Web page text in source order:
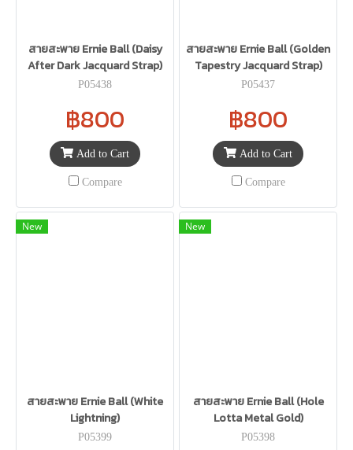
สายสะพาย Ernie Ball (Daisy
After Dark Jacquard Strap)
P05438
฿800
Add to Cart
Compare
สายสะพาย Ernie Ball (Golden
Tapestry Jacquard Strap)
P05437
฿800
Add to Cart
Compare
New
สายสะพาย Ernie Ball (White
Lightning)
P05399
New
สายสะพาย Ernie Ball (Hole
Lotta Metal Gold)
P05398